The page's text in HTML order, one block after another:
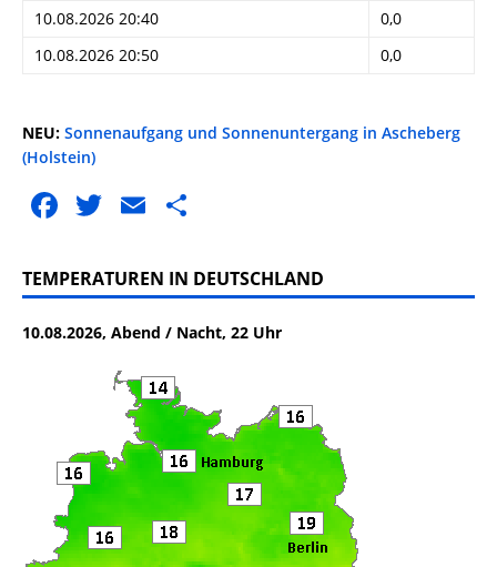
10.08.2026 20:40
0,0
10.08.2026 20:50
0,0
NEU: Sonnenaufgang und Sonnenuntergang in Ascheberg
(Holstein)
F
c
e
b
k
T
it
te
r
E
ai
l
le
n
TEMPERATUREN IN DEUTSCHLAND
10.08.2026, Abend / Nacht, 22 Uhr